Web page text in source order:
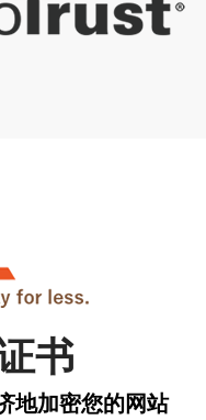
书
地加密您的网站